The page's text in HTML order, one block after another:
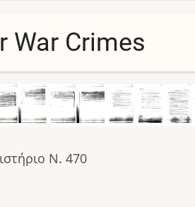
War Crimes
ImageImageImageImageImage
N. 470